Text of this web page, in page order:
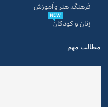
فرهنگ، هنر و آموزش
زنان و کودکان
NEW
مطالب مهم